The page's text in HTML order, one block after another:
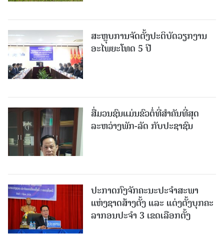
ສະຫຼຸບການຈັດຕັ້ງປະຕິບັດວຽກງານ
ອະໄພຍະໂທດ 5 ປີ
ສື່ມວນຊົນແມ່ນຂົວຕໍ່ທີ່ສໍາຄັນທີ່ສຸດ
ລະຫວ່າງພັກ-ລັດ ກັບປະຊາຊົນ
ປະກາດກົງຈັກຄະນະປະຈໍາສະພາ
ແຫ່ງຊາດສ້າງຕັ້ງ ແລະ ແຕ່ງຕັ້ງບຸກຄະ
ລາກອນປະຈໍາ 3 ເຂດເລືອກຕັ້ງ